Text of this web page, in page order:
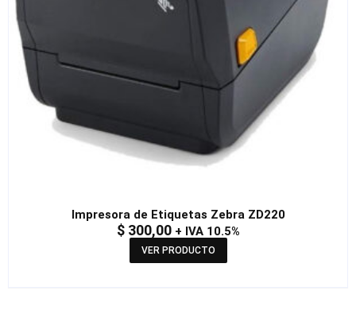
Impresora de Etiquetas Zebra ZD220
$300,00+ IVA 10.5%
VER PRODUCTO